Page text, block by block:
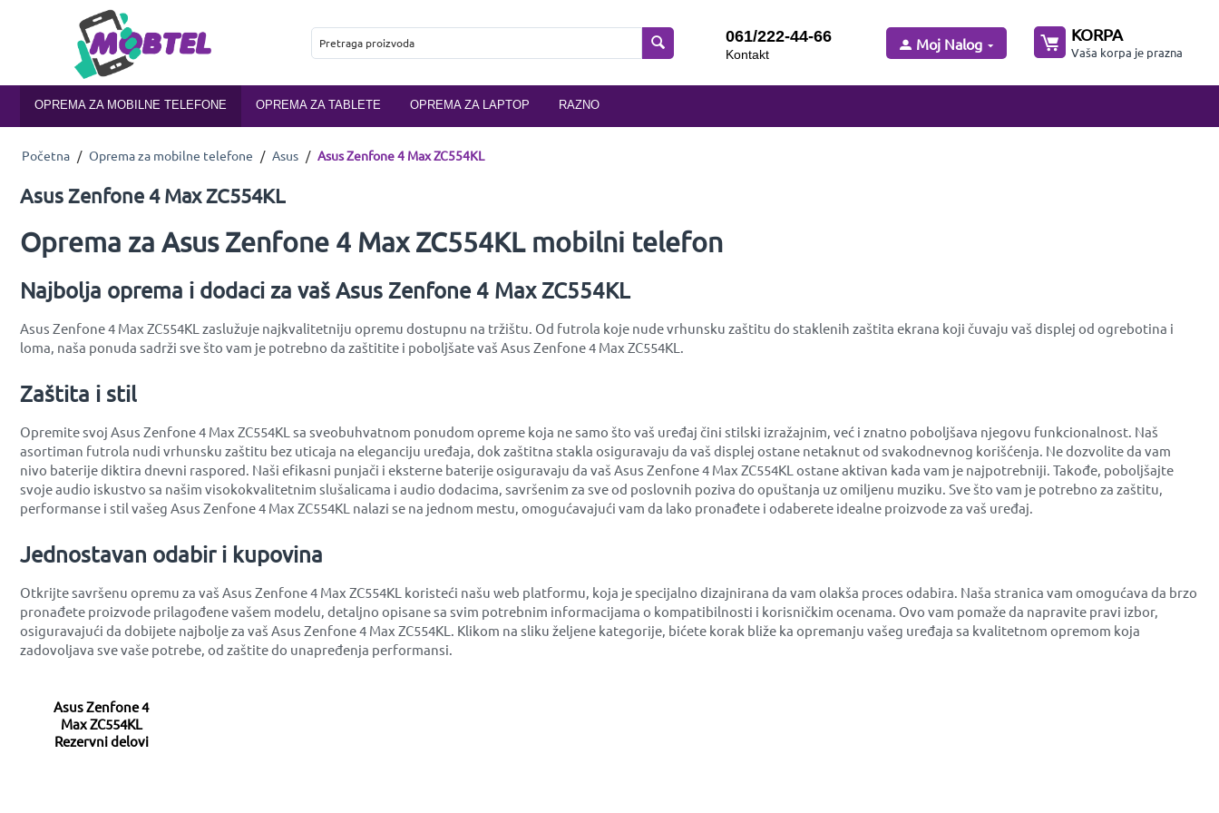
061/222-44-66
Kontakt
Moj Nalog KORPA
Vaša korpa je prazna
OPREMA ZA MOBILNE TELEFONE OPREMA ZA TABLETE OPREMA ZA LAPTOP RAZNO
Početna / Oprema za mobilne telefone / Asus / Asus Zenfone 4 Max ZC554KL
Asus Zenfone 4 Max ZC554KL
Oprema za Asus Zenfone 4 Max ZC554KL mobilni telefon
Najbolja oprema i dodaci za vaš Asus Zenfone 4 Max ZC554KL
Asus Zenfone 4 Max ZC554KL zaslužuje najkvalitetniju opremu dostupnu na tržištu. Od futrola koje nude vrhunsku zaštitu do staklenih zaštita ekrana koji čuvaju vaš displej od ogrebotina i
loma, naša ponuda sadrži sve što vam je potrebno da zaštitite i poboljšate vaš Asus Zenfone 4 Max ZC554KL.
Zaštita i stil
Opremite svoj Asus Zenfone 4 Max ZC554KL sa sveobuhvatnom ponudom opreme koja ne samo što vaš uređaj čini stilski izražajnim, već i znatno poboljšava njegovu funkcionalnost. Naš
asortiman futrola nudi vrhunsku zaštitu bez uticaja na eleganciju uređaja, dok zaštitna stakla osiguravaju da vaš displej ostane netaknut od svakodnevnog korišćenja. Ne dozvolite da vam
nivo baterije diktira dnevni raspored. Naši efikasni punjači i eksterne baterije osiguravaju da vaš Asus Zenfone 4 Max ZC554KL ostane aktivan kada vam je najpotrebniji. Takođe, poboljšajte
svoje audio iskustvo sa našim visokokvalitetnim slušalicama i audio dodacima, savršenim za sve od poslovnih poziva do opuštanja uz omiljenu muziku. Sve što vam je potrebno za zaštitu,
performanse i stil vašeg Asus Zenfone 4 Max ZC554KL nalazi se na jednom mestu, omogućavajući vam da lako pronađete i odaberete idealne proizvode za vaš uređaj.
Jednostavan odabir i kupovina
Otkrijte savršenu opremu za vaš Asus Zenfone 4 Max ZC554KL koristeći našu web platformu, koja je specijalno dizajnirana da vam olakša proces odabira. Naša stranica vam omogućava da brzo
pronađete proizvode prilagođene vašem modelu, detaljno opisane sa svim potrebnim informacijama o kompatibilnosti i korisničkim ocenama. Ovo vam pomaže da napravite pravi izbor,
osiguravajući da dobijete najbolje za vaš Asus Zenfone 4 Max ZC554KL. Klikom na sliku željene kategorije, bićete korak bliže ka opremanju vašeg uređaja sa kvalitetnom opremom koja
zadovoljava sve vaše potrebe, od zaštite do unapređenja performansi.
Asus Zenfone 4
Max ZC554KL
Rezervni delovi